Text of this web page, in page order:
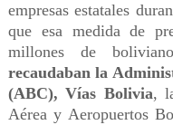
empresas estatales
que esa medida de
millones de
recaudaban la
(ABC), Vías Bolivia,
Aérea y Aeropuertos